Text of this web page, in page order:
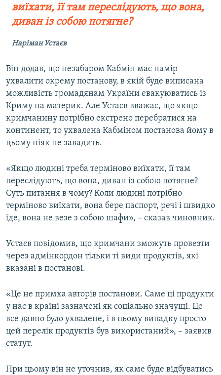
виїхати, її там переслідують, що вона,
диван із собою потягне?
Наріман Устаєв
Він додав, що незабаром Кабмін має намір
ухвалити окрему постанову, в якій буде виписана
можливість громадянам України евакуюватись із
Криму на материк. Але Устаєв вважає, що якщо
кримчанину потрібно екстрено перебратися на
континент, то ухвалена Кабміном постанова йому в
цьому ніяк не завадить.
«Якщо людині треба терміново виїхати, її там
переслідують, що вона, диван із собою потягне?
Суть питання в чому? Коли людині потрібно
терміново виїхати, вона бере паспорт, речі і швидко
їде, вона не везе з собою шафи», – сказав чиновник.
Устаєв повідомив, що кримчани зможуть провезти
через адмінкордон тільки ті види продуктів, які
вказані в постанові.
«Це не примха авторів постанови. Саме ці продукти
у нас в країні зазначені як соціально значущі. Це
все давно було ухвалене, і в цьому випадку просто
цей перелік продуктів був використаний», – заявив
статут.
При цьому він не уточнив, як саме буде відбуватись